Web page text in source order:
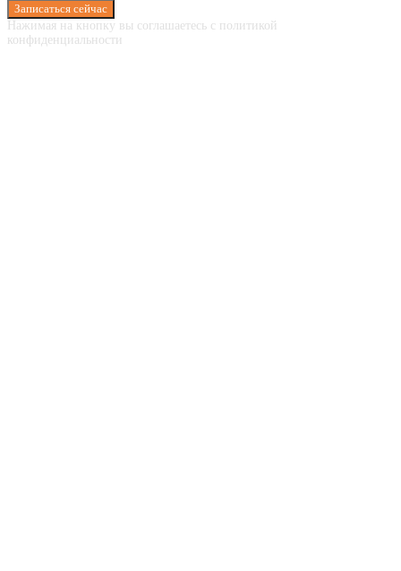
Записаться сейчас
Нажимая на кнопку вы соглашаетесь с политикой
конфиденциальности